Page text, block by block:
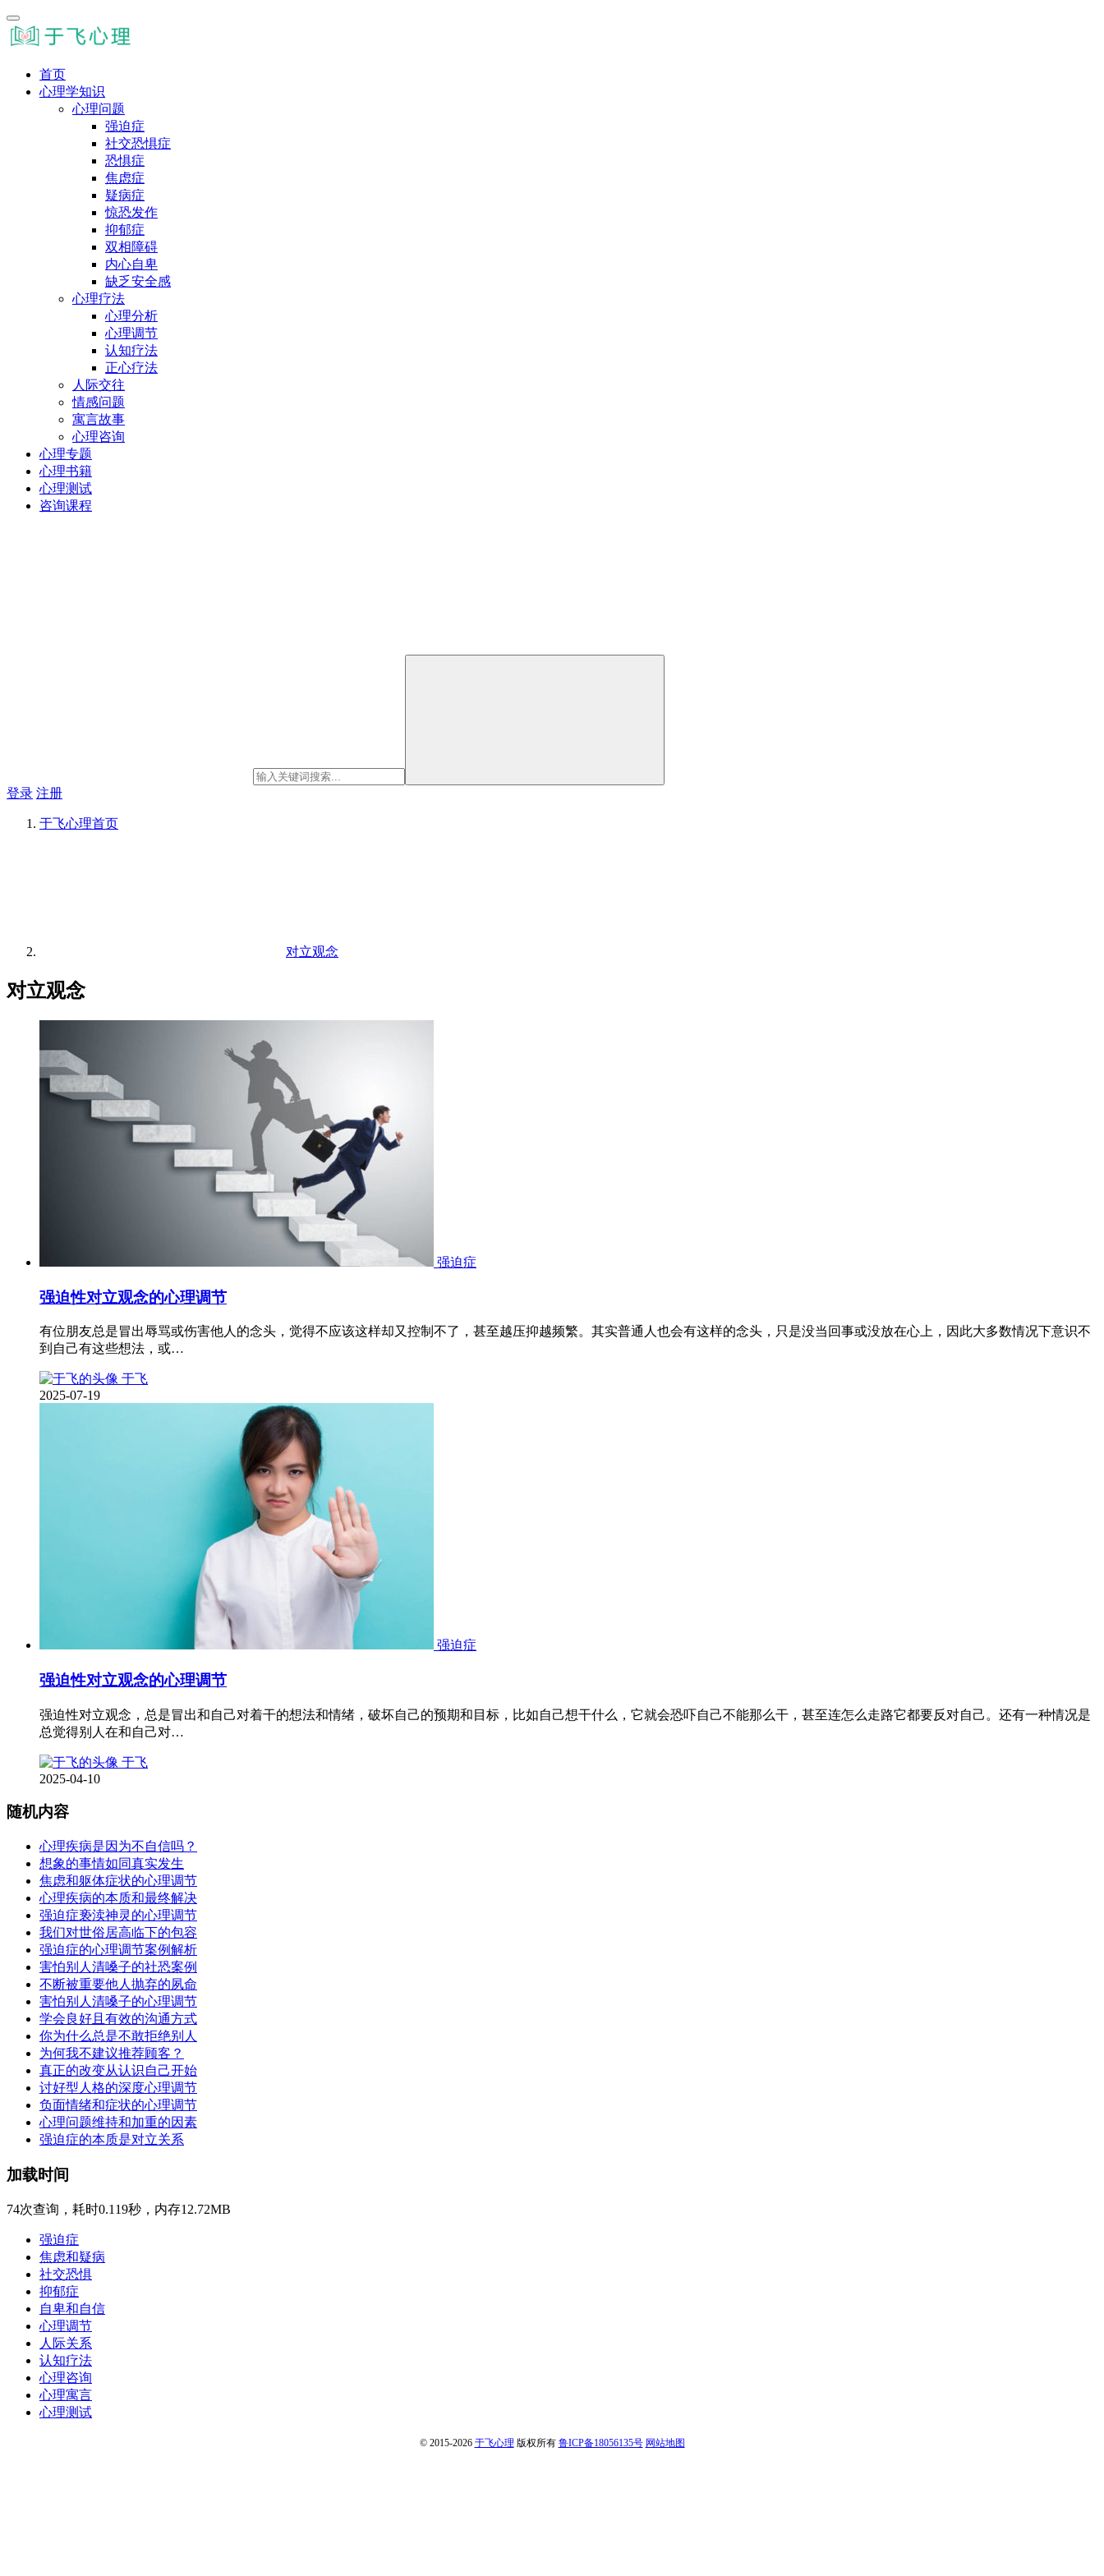
首页
心理学知识
心理问题
强迫症
社交恐惧症
恐惧症
焦虑症
疑病症
惊恐发作
抑郁症
双相障碍
内心自卑
缺乏安全感
心理疗法
心理分析
心理调节
认知疗法
正心疗法
人际交往
情感问题
寓言故事
心理咨询
心理专题
心理书籍
心理测试
咨询课程
登录 注册
于飞心理首页
对立观念
对立观念
强迫症
强迫性对立观念的心理调节
有位朋友总是冒出辱骂或伤害他人的念头，觉得不应该这样却又控制不了，甚至越压抑越频繁。其实普通人也会有这样的念头，只是没当回事或没放在心上，因此大多数情况下意识不
到自己有这些想法，或…
于飞
2025-07-19
强迫症
强迫性对立观念的心理调节
强迫性对立观念，总是冒出和自己对着干的想法和情绪，破坏自己的预期和目标，比如自己想干什么，它就会恐吓自己不能那么干，甚至连怎么走路它都要反对自己。还有一种情况是
总觉得别人在和自己对…
于飞
2025-04-10
随机内容
心理疾病是因为不自信吗？
想象的事情如同真实发生
焦虑和躯体症状的心理调节
心理疾病的本质和最终解决
强迫症亵渎神灵的心理调节
我们对世俗居高临下的包容
强迫症的心理调节案例解析
害怕别人清嗓子的社恐案例
不断被重要他人抛弃的夙命
害怕别人清嗓子的心理调节
学会良好且有效的沟通方式
你为什么总是不敢拒绝别人
为何我不建议推荐顾客？
真正的改变从认识自己开始
讨好型人格的深度心理调节
负面情绪和症状的心理调节
心理问题维持和加重的因素
强迫症的本质是对立关系
加载时间
74次查询，耗时0.119秒，内存12.72MB
强迫症
焦虑和疑病
社交恐惧
抑郁症
自卑和自信
心理调节
人际关系
认知疗法
心理咨询
心理寓言
心理测试
© 2015-2026 于飞心理 版权所有 鲁ICP备18056135号 网站地图